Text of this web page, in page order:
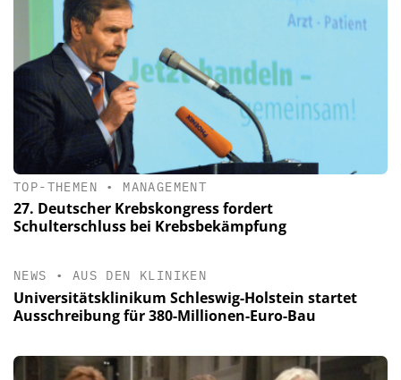
TOP-THEMEN • MANAGEMENT
27. Deutscher Krebskongress fordert
Schulterschluss bei Krebsbekämpfung
NEWS • AUS DEN KLINIKEN
Universitätsklinikum Schleswig-Holstein startet
Ausschreibung für 380-Millionen-Euro-Bau